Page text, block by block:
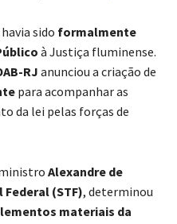
sido formalmente
à Justiça fluminense.
RJanunciou a criação de
para acompanhar as
da lei pelas forças de
Alexandre de
(STF), determinou
materiais da